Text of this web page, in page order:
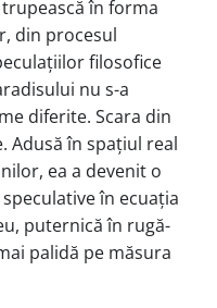
în forma
din pro­ce­sul
filosofice
nu s-a
diferite. Scara din
Adusă în spațiul real
ea a devenit o
în ecuația
puternică în rugă­
palidă pe măsura